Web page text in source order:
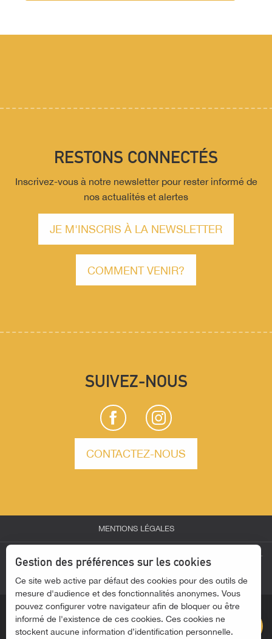
Description
Contacter par
RESTONS CONNECTÉS
Inscrivez-vous à notre newsletter pour rester informé de
nos actualités et alertes
JE M'INSCRIS À LA NEWSLETTER
COMMENT VENIR?
SUIVEZ-NOUS
CONTACTEZ-NOUS
MENTIONS LÉGALES
-
ACTUALITÉS - ACCESSIBILITÉ - SITE NON CONFORME
Gestion des préférences sur les cookies
Ce site web active par défaut des cookies pour des outils de
mesure d'audience et des fonctionnalités anonymes. Vous
pouvez configurer votre navigateur afin de bloquer ou être
informé de l'existence de ces cookies. Ces cookies ne
stockent aucune information d’identification personnelle.